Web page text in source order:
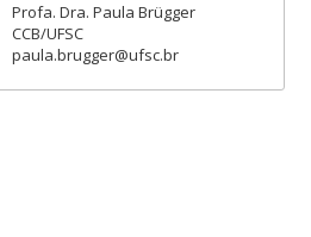
Profa. Dra. Paula Brügger
CCB/UFSC
paula.brugger@ufsc.br